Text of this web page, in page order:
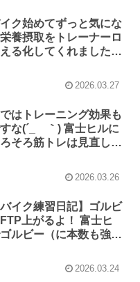
ク始めてずっと気にな
養摂取をトレーナーロ
る化してくれました!
2026.03.27
はトレーニング効果も
な(´_ゝ｀) 富士ヒルに
そろ筋トレは見直して
2026.03.26
バイク練習日記】ゴルビ
上がるよ！ 富士ヒ
ルビー（に本数も強度
2026.03.24